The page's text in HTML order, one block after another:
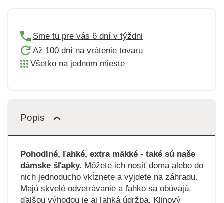
Sme tu pre vás 6 dní v týždni
Až 100 dní na vrátenie tovaru
Všetko na jednom mieste
Popis
Pohodlné, ľahké, extra mäkké - také sú naše
dámske šľapky. Môžete ich nosiť doma alebo do
nich jednoducho vkĺznete a vyjdete na záhradu.
Majú skvelé odvetrávanie a ľahko sa obúvajú,
ďalšou výhodou je aj ľahká údržba. Klinový